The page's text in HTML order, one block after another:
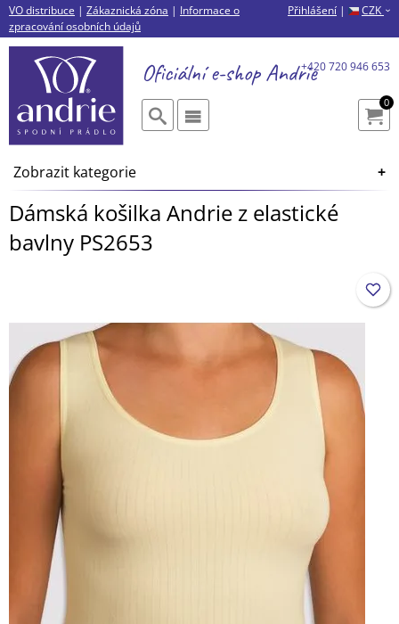
Přihlášení | CZK ›
VO distribuce | Zákaznická zóna | Informace o
zpracování osobních údajů
Oficiální e-shopAndrie
0
+420 720 946 653
Zobrazit kategorie
Dámská košilka Andrie z elastické
bavlny PS2653